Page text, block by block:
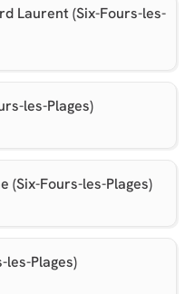
Laurent (Six-Fours-les-
les-Plages)
(Six-Fours-les-Plages)
les-Plages)